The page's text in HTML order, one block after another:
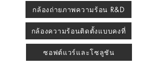
กล้องถ่ายภาพความร้อน R&D
กล้องความร้อนติดตั้งแบบคงที่
ซอฟต์แวร์และโซลูชัน